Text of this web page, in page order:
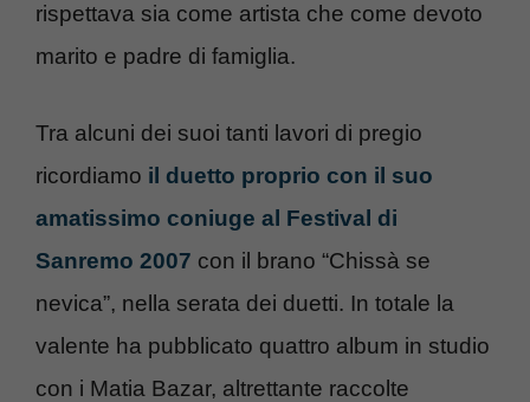
rispettava sia come artista che come devoto
marito e padre di famiglia.
Tra alcuni dei suoi tanti lavori di pregio
ricordiamo il duetto proprio con il suo
amatissimo coniuge al Festival di
Sanremo 2007 con il brano “Chissà se
nevica”, nella serata dei duetti. In totale la
valente ha pubblicato quattro album in studio
con i Matia Bazar, altrettante raccolte